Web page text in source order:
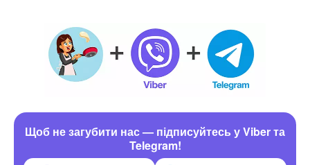
Щоб не загубити нас — підписуйтесь у Viber та
Telegram!